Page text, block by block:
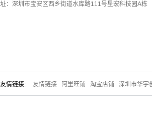
：深圳市宝安区西乡街道水库路111号星宏科技园A栋
友情链接: 友情链接 阿里旺铺 淘宝店铺 深圳市华宇